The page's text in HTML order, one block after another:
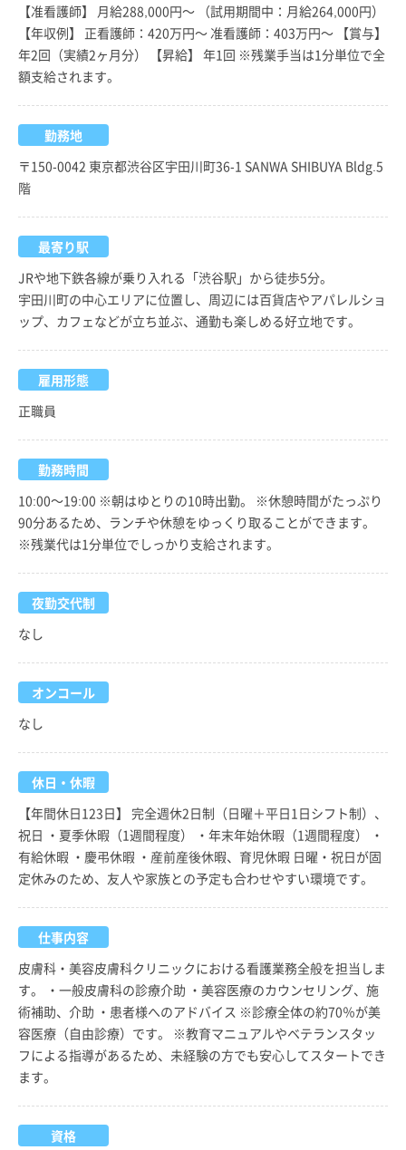
【准看護師】 月給288,000円～ （試用期間中：月給264,000円）
【年収例】 正看護師：420万円～ 准看護師：403万円～ 【賞与】
年2回（実績2ヶ月分） 【昇給】 年1回 ※残業手当は1分単位で全
額支給されます。
勤務地
〒150-0042 東京都渋谷区宇田川町36-1 SANWA SHIBUYA Bldg.5
階
最寄り駅
JRや地下鉄各線が乗り入れる「渋谷駅」から徒歩5分。
宇田川町の中心エリアに位置し、周辺には百貨店やアパレルショ
ップ、カフェなどが立ち並ぶ、通勤も楽しめる好立地です。
雇用形態
正職員
勤務時間
10:00～19:00 ※朝はゆとりの10時出勤。 ※休憩時間がたっぷり
90分あるため、ランチや休憩をゆっくり取ることができます。
※残業代は1分単位でしっかり支給されます。
夜勤交代制
なし
オンコール
なし
休日・休暇
【年間休日123日】 完全週休2日制（日曜＋平日1日シフト制）、
祝日 ・夏季休暇（1週間程度） ・年末年始休暇（1週間程度） ・
有給休暇 ・慶弔休暇 ・産前産後休暇、育児休暇 日曜・祝日が固
定休みのため、友人や家族との予定も合わせやすい環境です。
仕事内容
皮膚科・美容皮膚科クリニックにおける看護業務全般を担当しま
す。 ・一般皮膚科の診療介助 ・美容医療のカウンセリング、施
術補助、介助 ・患者様へのアドバイス ※診療全体の約70％が美
容医療（自由診療）です。 ※教育マニュアルやベテランスタッ
フによる指導があるため、未経験の方でも安心してスタートでき
ます。
資格